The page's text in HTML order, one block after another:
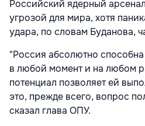
Российский ядерный
угрозой для мира, хотя
удара, по словам Буданова,
"Россия абсолютно
в любой момент и на любом
потенциал позволяет ей
это, прежде всего, вопрос
сказал глава ОПУ.